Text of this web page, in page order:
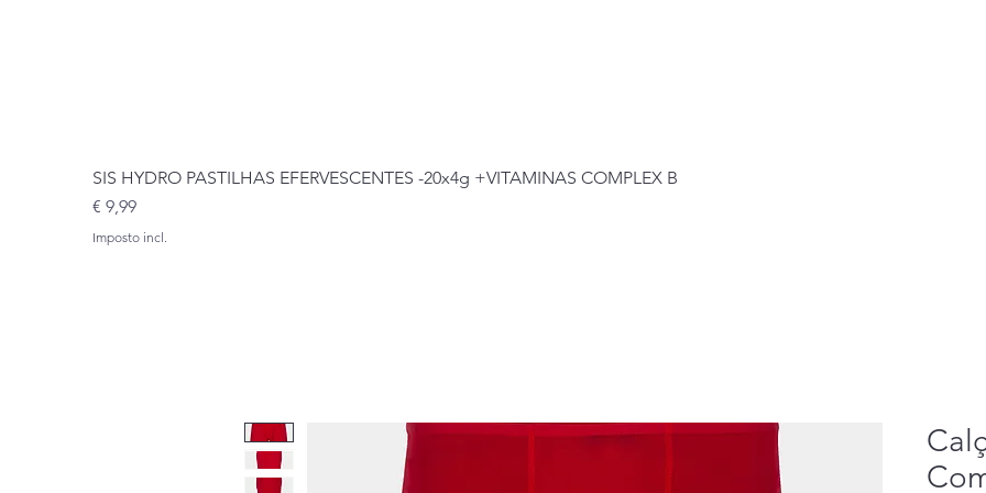
Visualização rápida
SIS HYDRO PASTILHAS EFERVESCENTES -20x4g +VITAMINAS COMPLEX B
Preço
€ 9,99
Imposto incl.